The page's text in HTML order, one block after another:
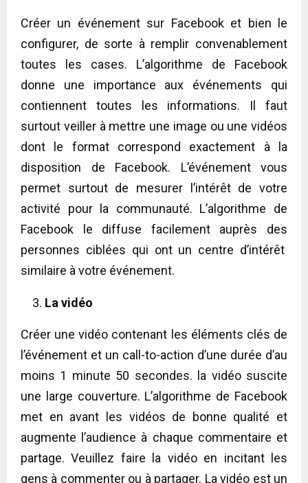
Créer un événement sur Facebook et bien le
configurer, de sorte à remplir convenablement
toutes les cases. L’algorithme de Facebook
donne une importance aux événements qui
contiennent toutes les informations. Il faut
surtout veiller à mettre une image ou une vidéos
dont le format correspond exactement à la
disposition de Facebook. L’événement vous
permet surtout de mesurer l’intérêt de votre
activité pour la communauté. L’algorithme de
Facebook le diffuse facilement auprès des
personnes ciblées qui ont un centre d’intérêt
similaire à votre événement.
La vidéo
Créer une vidéo contenant les éléments clés de
l’événement et un call-to-action d’une durée d’au
moins 1 minute 50 secondes. la vidéo suscite
une large couverture. L’algorithme de Facebook
met en avant les vidéos de bonne qualité et
augmente l’audience à chaque commentaire et
partage. Veuillez faire la vidéo en incitant les
gens à commenter ou à partager. La vidéo est un